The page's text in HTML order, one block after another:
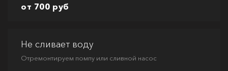
от 700 руб
Не сливает воду
Отремонтируем помпу или сливной насос